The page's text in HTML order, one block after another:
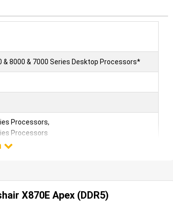
& 8000 & 7000 Series Desktop Processors*
Processors,
Processors
Processors,
X870E Apex (DDR5)